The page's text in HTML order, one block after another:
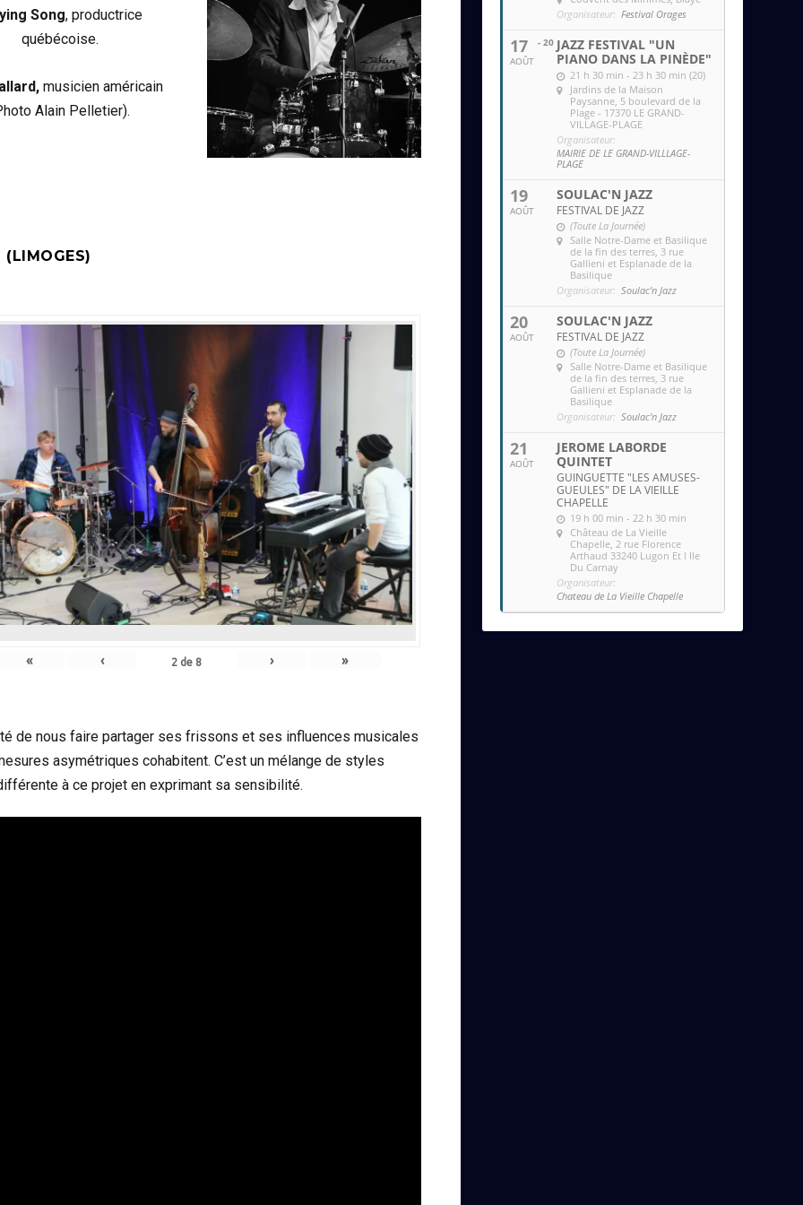
Song, productrice
québécoise.
musicien américain
Alain Pelletier).
(LIMOGES)
« ‹ 2 de 8 › »
de nous faire partager ses frissons et ses influences musicales
asymétriques cohabitent. C’est un mélange de styles
à ce projet en exprimant sa sensibilité.
Organisateur: Festival Orages
17
AOÛT
- 20 JAZZ FESTIVAL "UN
PIANO DANS LA PINÈDE"
21 h 30 min - 23 h 30 min (20)
Jardins de la Maison
Paysanne , 5 boulevard de la
Plage - 17370 LE GRAND-
VILLAGE-PLAGE
Organisateur:
MAIRIE DE LE GRAND-VILLLAGE-
PLAGE
19
AOÛT
SOULAC'N JAZZ
FESTIVAL DE JAZZ
(Toute La Journée)
Salle Notre-Dame et Basilique
de la fin des terres , 3 rue
Gallieni et Esplanade de la
Basilique
Organisateur: Soulac'n Jazz
20
AOÛT
SOULAC'N JAZZ
FESTIVAL DE JAZZ
(Toute La Journée)
Salle Notre-Dame et Basilique
de la fin des terres , 3 rue
Gallieni et Esplanade de la
Basilique
Organisateur: Soulac'n Jazz
21
AOÛT
JEROME LABORDE
QUINTET
GUINGUETTE "LES AMUSES-
GUEULES" DE LA VIEILLE
CHAPELLE
19 h 00 min - 22 h 30 min
Château de La Vieille
Chapelle , 2 rue Florence
Arthaud 33240 Lugon Et l Ile
Du Carnay
Organisateur:
Chateau de La Vieille Chapelle